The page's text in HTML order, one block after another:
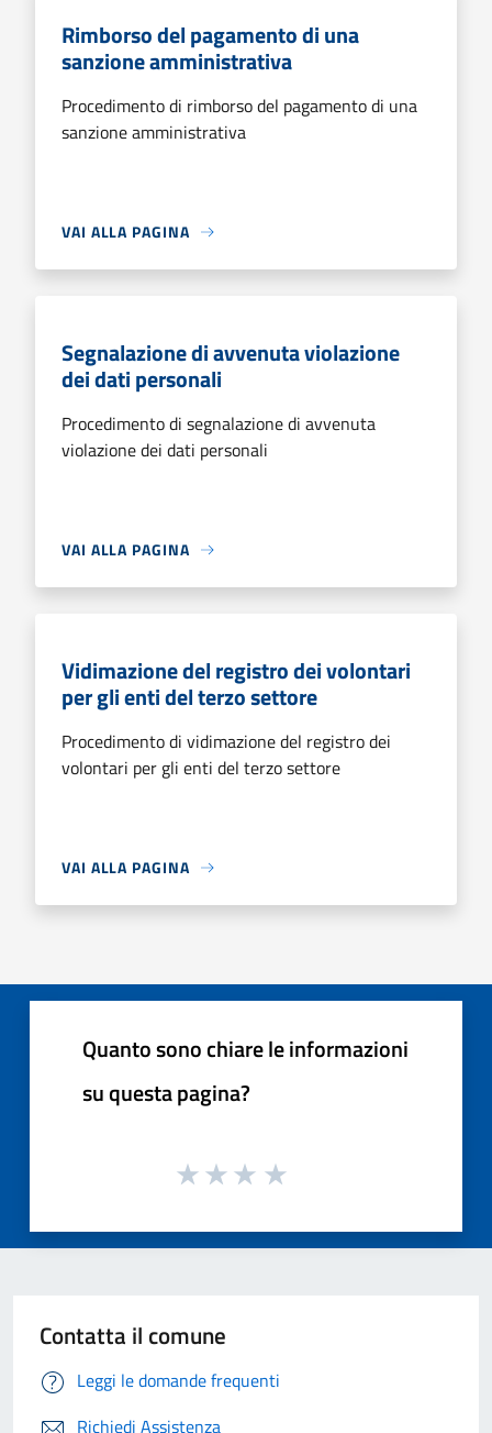
Rimborso del pagamento di una
sanzione amministrativa
Procedimento di rimborso del pagamento di una
sanzione amministrativa
VAI ALLA PAGINA
Segnalazione di avvenuta violazione
dei dati personali
Procedimento di segnalazione di avvenuta
violazione dei dati personali
VAI ALLA PAGINA
Vidimazione del registro dei volontari
per gli enti del terzo settore
Procedimento di vidimazione del registro dei
volontari per gli enti del terzo settore
VAI ALLA PAGINA
Quanto sono chiare le informazioni
su questa pagina?
Contatta il comune
Leggi le domande frequenti
Richiedi Assistenza